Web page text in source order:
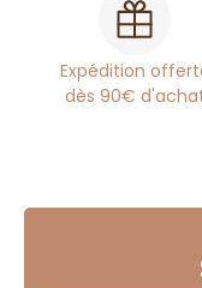
Expédition
dès 90€